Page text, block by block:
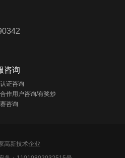
咨询
证咨询
作用户咨询/有奖炒
咨询
高新技术企业